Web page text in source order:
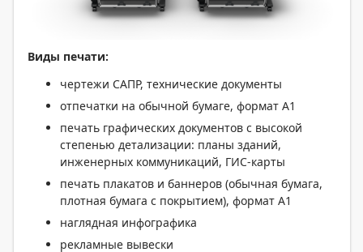
Виды печати:
чертежи САПР, технические документы
отпечатки на обычной бумаге, формат A1
печать графических документов с высокой
степенью детализации: планы зданий,
инженерных коммуникаций, ГИС-карты
печать плакатов и баннеров (обычная бумага,
плотная бумага с покрытием), формат A1
наглядная инфографика
рекламные вывески